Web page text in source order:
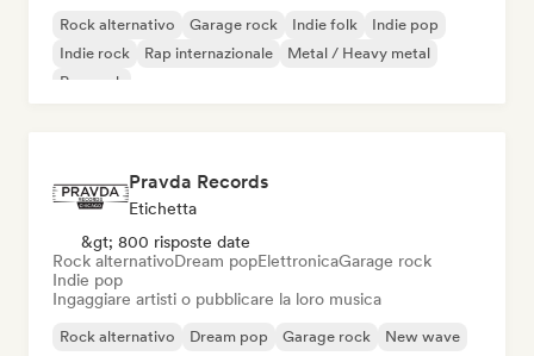
Rock alternativo Garage rock Indie folk
Indie pop
Indie rock
Rap internazionale
Metal / Heavy metal
Pop rock
Pravda Records
Etichetta
&gt; 800 risposte date
Rock alternativoDream popElettronicaGarage rock
Indie pop
Ingaggiare artisti o pubblicare la loro musica
Rock alternativo Dream pop Garage rock
New wave